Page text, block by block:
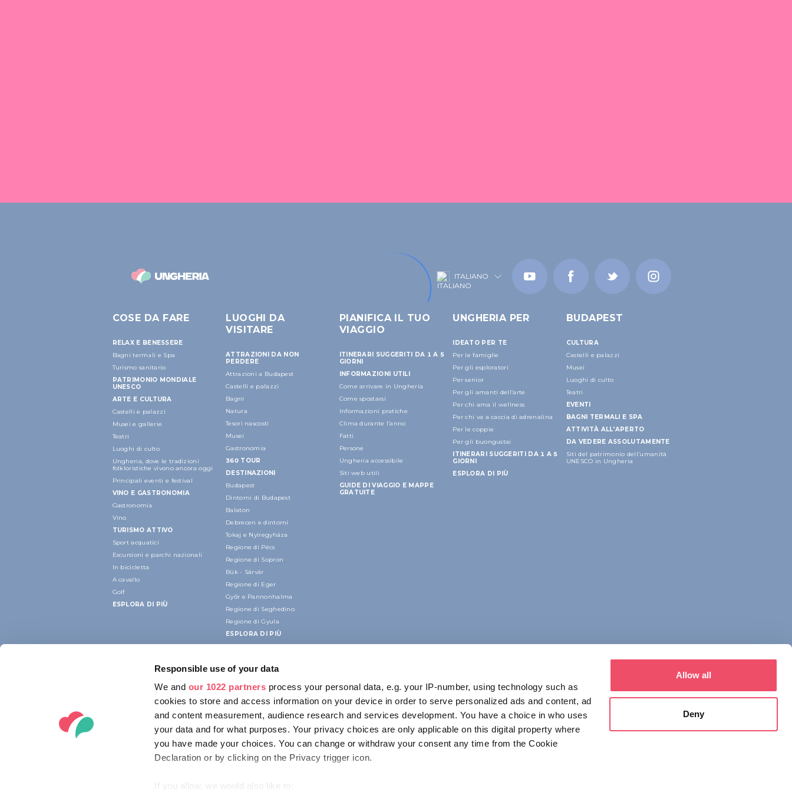
Responsible use of your data
We and our 1022 partners process your personal data, e.g. your IP-number, using technology such as
cookies to store and access information on your device in order to serve personalized ads and content, ad
and content measurement, audience research and services development. You have a choice in who uses
your data and for what purposes. Your privacy choices are only applicable on this digital property where
you have made your choices. You can change or withdraw your consent any time from the Cookie
Declaration or by clicking on the Privacy trigger icon.
If you allow, we would also like to:
Allow all
Deny
ITALIANO
COSE DA FARE
RELAX E BENESSERE
Bagni termali e Spa
Turismo sanitario
PATRIMONIO MONDIALE
UNESCO
ARTE E CULTURA
Castelli e palazzi
Musei e gallerie
Teatri
Luoghi di culto
Ungheria, dove le tradizioni
folkloristiche vivono ancora oggi
Principali eventi e festival
VINO E GASTRONOMIA
Gastronomia
Vino
TURISMO ATTIVO
Sport acquatici
Escursioni e parchi nazionali
In bicicletta
A cavallo
Golf
ESPLORA DI PIÙ
LUOGHI DA
VISITARE
ATTRAZIONI DA NON
PERDERE
Attrazioni a Budapest
Castelli e palazzi
Bagni
Natura
Tesori nascosti
Musei
Gastronomia
360 TOUR
DESTINAZIONI
Budapest
Dintorni di Budapest
Balaton
Debrecen e dintorni
Tokaj e Nyíregyháza
Regione di Pécs
Regione di Sopron
Bük - Sárvár
Regione di Eger
Győr e Pannonhalma
Regione di Seghedino
Regione di Gyula
ESPLORA DI PIÙ
PIANIFICA IL TUO
VIAGGIO
ITINERARI SUGGERITI DA 1 A 5
GIORNI
INFORMAZIONI UTILI
Come arrivare in Ungheria
Come spostarsi
Informazioni pratiche
Clima durante l’anno
Fatti
Persone
Ungheria accessibile
Siti web utili
GUIDE DI VIAGGIO E MAPPE
GRATUITE
UNGHERIA PER
IDEATO PER TE
Per le famiglie
Per gli esploratori
Per senior
Per gli amanti dell’arte
Per chi ama il wellness
Per chi va a caccia di adrenalina
Per le coppie
Per gli buongustai
ITINERARI SUGGERITI DA 1 A 5
GIORNI
ESPLORA DI PIÙ
BUDAPEST
CULTURA
Castelli e palazzi
Musei
Luoghi di culto
Teatri
EVENTI
BAGNI TERMALI E SPA
ATTIVITÀ ALL'APERTO
DA VEDERE ASSOLUTAMENTE
Siti del patrimonio dell’umanità
UNESCO in Ungheria
CONTATTO
Alkotás utca 19